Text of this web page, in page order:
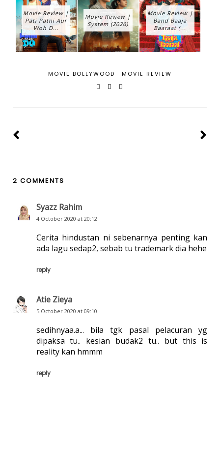
Movie Review |
Pati Patni Aur
Woh D...
Movie Review |
System (2026)
Movie Review |
Band Baaja
Baaraat (...
MOVIE BOLLYWOOD · MOVIE REVIEW
2 COMMENTS
Syazz Rahim
4 October 2020 at 20:12
Cerita hindustan ni sebenarnya penting kan
ada lagu sedap2, sebab tu trademark dia hehe
reply
Atie Zieya
5 October 2020 at 09:10
sedihnyaa.a... bila tgk pasal pelacuran yg
dipaksa tu.. kesian budak2 tu.. but this is
reality kan hmmm
reply